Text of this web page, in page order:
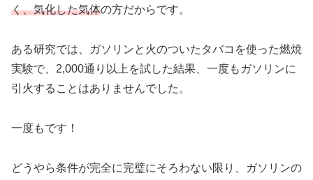
く、気化した気体の方だからです。
ある研究では、ガソリンと火のついたタバコを使った燃焼
実験で、2,000通り以上を試した結果、一度もガソリンに
引火することはありませんでした。
一度もです！
どうやら条件が完全に完璧にそろわない限り、ガソリンの